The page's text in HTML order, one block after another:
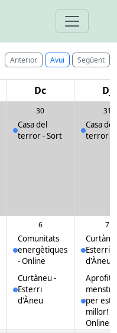
Anterior Avui Següent
Dc Dj
30
Casa del
terror- Sort
31
Casa del
terror
6
Comunitats
energètiques
- Online
Curtàneu-
Esterri
d'Àneu
7
Esterri
d'Àneu
per
millor!
Online